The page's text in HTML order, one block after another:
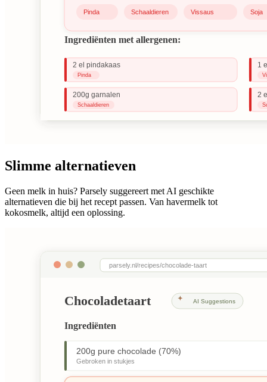
Slimme alternatieven
Geen melk in huis? Parsely suggereert met AI geschikte
alternatieven die bij het recept passen. Van havermelk tot
kokosmelk, altijd een oplossing.